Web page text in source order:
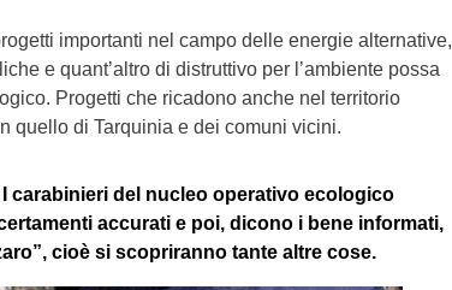
importanti nel campo delle energie alternative,
e quant’altro di distruttivo per l’ambiente possa
Progetti che ricadono anche nel territorio
quello di Tarquinia e dei comuni vicini.
I carabinieri del nucleo operativo ecologico
accurati e poi, dicono i bene informati,
cioè si scopriranno tante altre cose.